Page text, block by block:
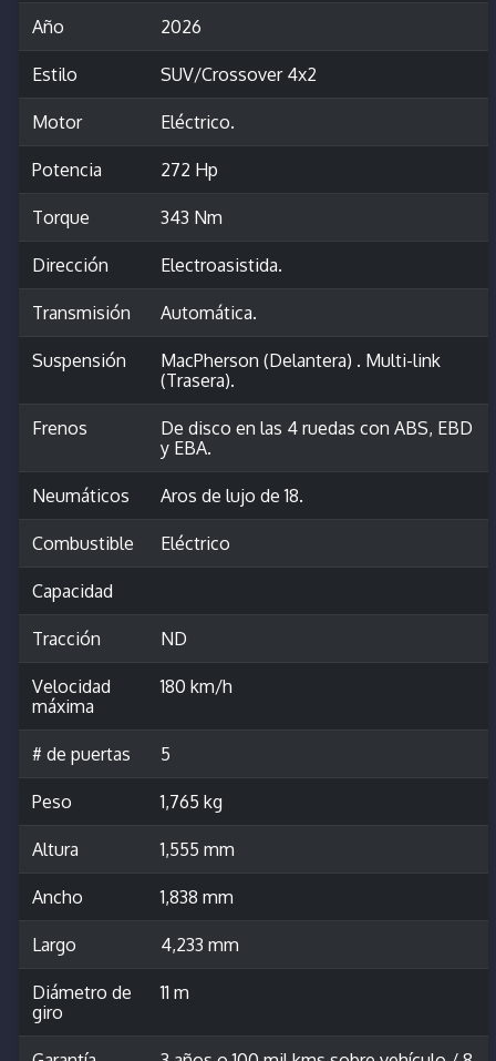
Año 2026
Estilo SUV/Crossover 4x2
Motor Eléctrico.
Potencia 272 Hp
Torque 343 Nm
Dirección Electroasistida.
Transmisión Automática.
Suspensión
MacPherson (Delantera) . Multi-link
(Trasera).
Frenos
De disco en las 4 ruedas con ABS, EBD
y EBA.
Neumáticos Aros de lujo de 18.
Combustible Eléctrico
Capacidad
Tracción ND
Velocidad
máxima
180 km/h
# de puertas 5
Peso 1,765 kg
Altura 1,555 mm
Ancho 1,838 mm
Largo 4,233 mm
Diámetro de
giro
11 m